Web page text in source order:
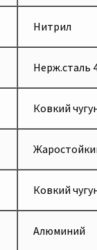
Нитрил
Нерж.сталь
Ковкий
Ковкий
Алюминий